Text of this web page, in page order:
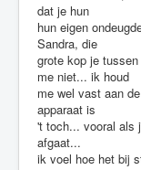
dat je hun
hun eigen
Sandra, die
grote kop je
me niet... ik houd
me wel vast aan
apparaat is
't toch... vooral als
afgaat...
ik voel hoe het bij